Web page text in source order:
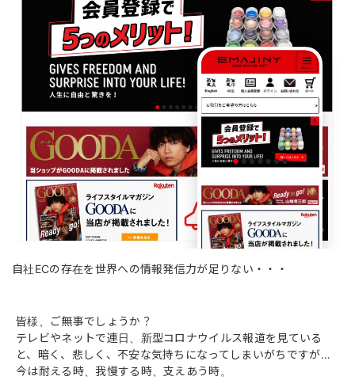
自社ECの存在を世界への情報発信力が足りない・・・
皆様、ご無事でしょうか？
テレビやネットで連日、新型コロナウイルス報道を見ている
と、暗く、悲しく、不安な気持ちになってしまいがちですが…
今は耐える時、我慢する時、支えあう時。